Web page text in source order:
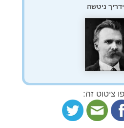
ניטשה
ציטוט זה: